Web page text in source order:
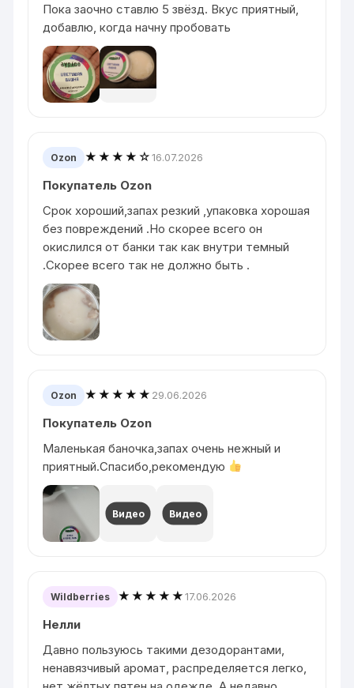
Пока заочно ставлю 5 звёзд. Вкус приятный,
добавлю, когда начну пробовать
Ozon ★★★★☆16.07.2026
Покупатель Ozon
Срок хороший,запах резкий ,упаковка хорошая
без повреждений .Но скорее всего он
окислился от банки так как внутри темный
.Скорее всего так не должно быть .
Ozon ★★★★★ 29.06.2026
Покупатель Ozon
Маленькая баночка,запах очень нежный и
приятный.Спасибо,рекомендую
Видео Видео
Wildberries ★★★★★17.06.2026
Нелли
Давно пользуюсь такими дезодорантами,
ненавязчивый аромат, распределяется легко,